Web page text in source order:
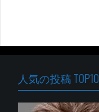
人気の投稿 TOP10